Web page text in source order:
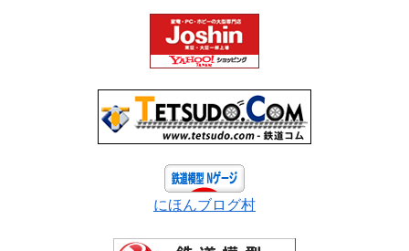
にほんブログ村